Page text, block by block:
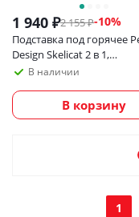
1 940 ₽2 155₽-10%
Подставка под горячее
Design Skelicat 2 в 1,
силиконовая в виде
В наличии
В корзину
1